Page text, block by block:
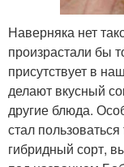
Наверняка нет
произрастали бы
присутствует в
делают вкусный
другие блюда.
стал
гибридный сорт,